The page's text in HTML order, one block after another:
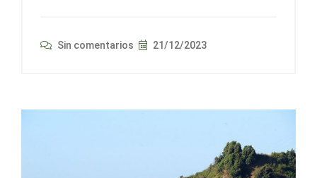
Sin comentarios 21/12/2023